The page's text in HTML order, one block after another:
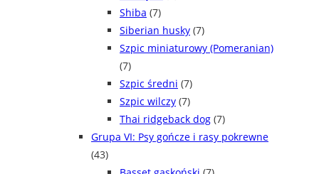
Shiba (7)
Siberian husky (7)
Szpic miniaturowy (Pomeranian)
(7)
Szpic średni (7)
Szpic wilczy (7)
Thai ridgeback dog (7)
Grupa VI: Psy gończe i rasy pokrewne
(43)